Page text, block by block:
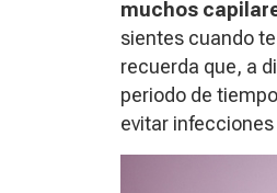
muchos
sientes cuando
recuerda que, a
periodo de
evitar